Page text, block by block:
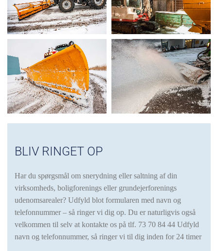
BLIV RINGET OP
Har du spørgsmål om snerydning eller saltning af din
virksomheds, boligforenings eller grundejerforenings
udenomsarealer? Udfyld blot formularen med navn og
telefonnummer – så ringer vi dig op. Du er naturligvis også
velkommen til selv at kontakte os på tlf. 73 70 84 44 Udfyld
navn og telefonnummer, så ringer vi til dig inden for 24 timer